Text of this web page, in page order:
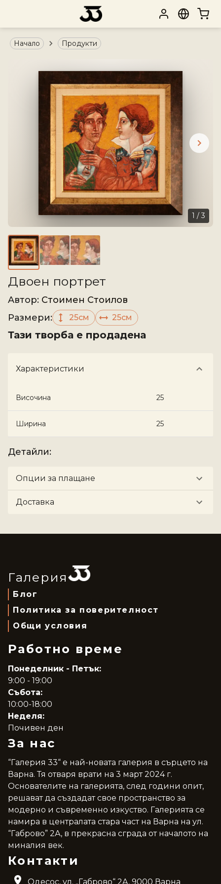
Начало Продукти
1 / 3
Двоен портрет
Aвтор: Стоимен Стоилов
Размери: 25см 25см
Тази творба е продадена
Характеристики
Височина 25
Ширина 25
Детайли:
Опции за плащане
Доставка
Галерия
Блог
Политика за поверителност
Общи условия
Работно време
Понеделник - Петък:
9:00 - 19:00
Събота:
10:00-18:00
Неделя:
Почивен ден
За нас
“Галерия 33“ е най-новата галерия в сърцето на
Варна. Тя отваря врати на 3 март 2024 г.
Основателите на галерията, след години опит,
решават да създадат свое пространство за
модерно и съвременно изкуство. Галерията се
намира в централата стара част на Варна на ул.
“Габрово” 2А, в прекрасна сграда от началото на
миналия век.
Контакти
Одесос, ул. „Габрово“ 2A, 9000 Варна